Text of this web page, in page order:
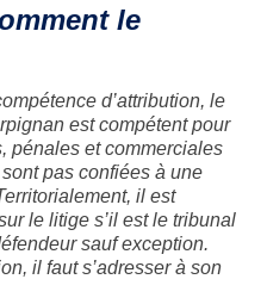
le
d’attribution, le
est compétent pour
pénales et commerciales
pas confiées à une
il est
le litige s’il est le tribunal
sauf exception.
il faut s’adresser à son